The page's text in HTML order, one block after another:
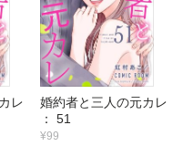
レ
婚約者と三人の元カレ
： 51
¥99